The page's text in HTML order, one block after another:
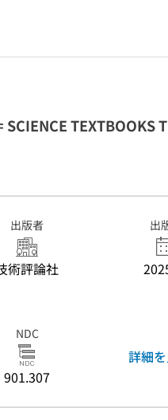
TEXTBOOKS
出版者
術評論社
出
NDC
901.307
詳細